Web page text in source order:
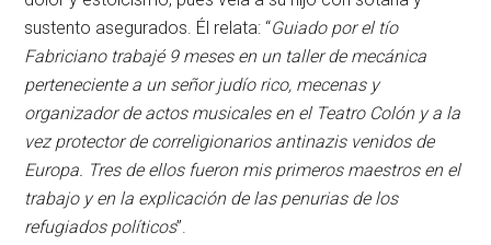
sustento asegurados. Él relata: “Guiado por el tío
Fabriciano trabajé 9 meses en un taller de mecánica
perteneciente a un señor judío rico, mecenas y
organizador de actos musicales en el Teatro Colón y a la
vez protector de correligionarios antinazis venidos de
Europa. Tres de ellos fueron mis primeros maestros en el
trabajo y en la explicación de las penurias de los
refugiados políticos”.